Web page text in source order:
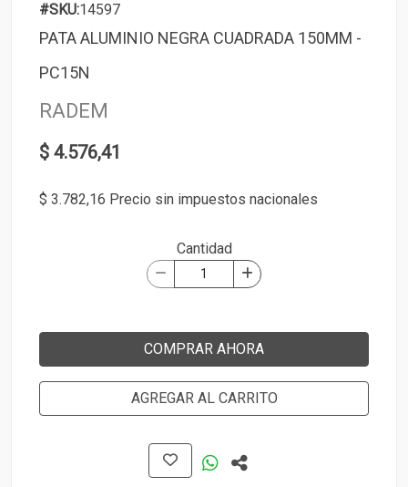
#SKU:14597
PATA ALUMINIO NEGRA CUADRADA 150MM -
PC15N
RADEM
$ 4.576,41
$ 3.782,16 Precio sin impuestos nacionales
Cantidad
COMPRAR AHORA
AGREGAR AL CARRITO